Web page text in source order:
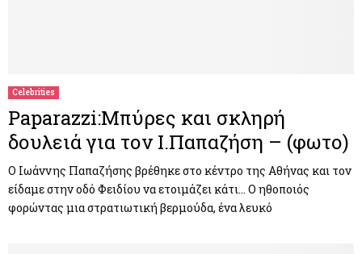
Celebrities
Paparazzi:Μπύρες και σκληρή
δουλειά για τον Ι.Παπαζήση – (φωτο)
Ο Ιωάννης Παπαζήσης βρέθηκε στο κέντρο της Αθήνας και τον
είδαμε στην οδό Φειδίου να ετοιμάζει κάτι… Ο ηθοποιός
φορώντας μια στρατιωτική βερμούδα, ένα λευκό